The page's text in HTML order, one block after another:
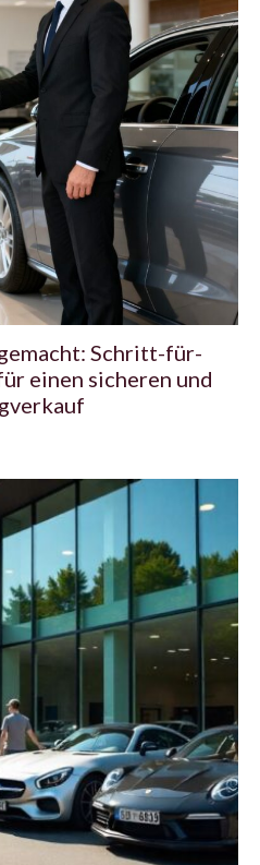
Schritt-für-
einen sicheren und